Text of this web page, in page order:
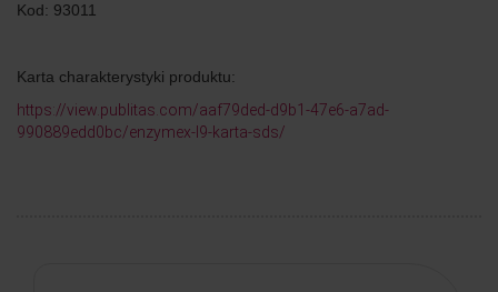
Kod: 93011
Karta charakterystyki produktu:
https://view.publitas.com/aaf79ded-d9b1-47e6-a7ad-
990889edd0bc/enzymex-l9-karta-sds/